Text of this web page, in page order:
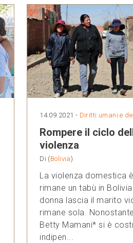
14.09.2021 - Diritti umani e
Rompere il ciclo
violenza
Di (Bolivia)
La violenza domestica
rimane un tabù in
donna lascia il marito
rimane sola.
Betty Mamani* si è
indipen...